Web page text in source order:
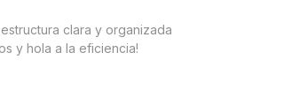
clara y organizada
y hola a la eficiencia!